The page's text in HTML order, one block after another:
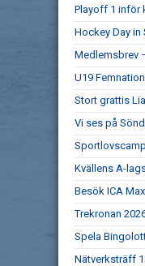
Playoff 1 inför
Hockey Day in
Medlemsbrev
U19
Stort grattis
Vi ses på
Kvällens A-
Besök ICA
Trekronan
Spela
Nätverksträff